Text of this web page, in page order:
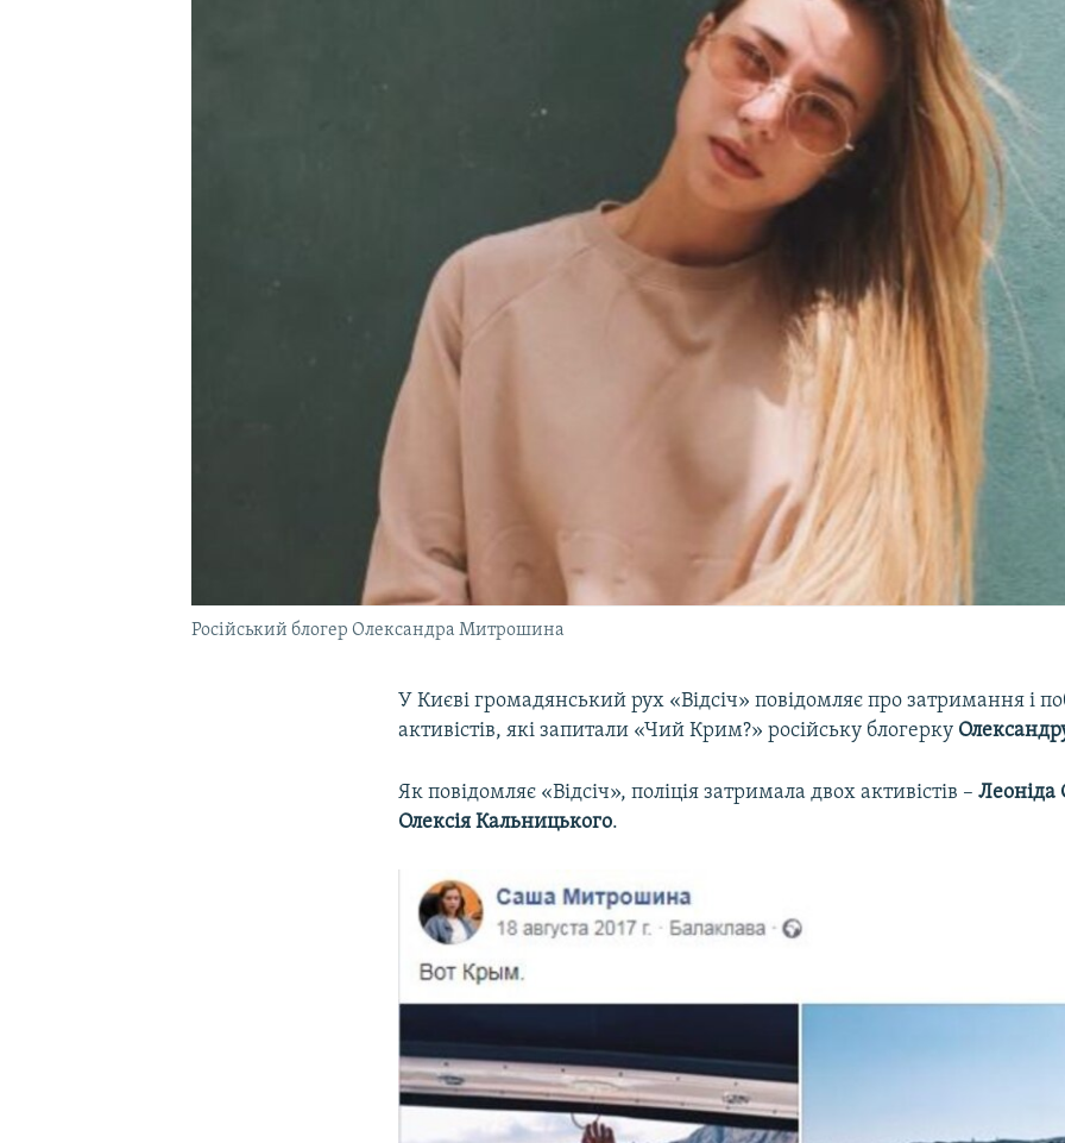
Російський блогер Олександра Митрошина
У Києві громадянський рух «Відсіч» повідомляє про затримання і
активістів, які запитали «Чий Крим?» російську блогерку
Як повідомляє «Відсіч», поліція затримала двох активістів –Леоніда
Олексія Кальницького.